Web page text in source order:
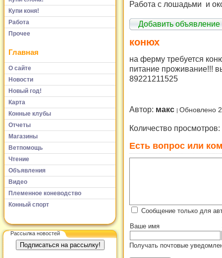
Купи коня!
Работа
Прочее
Главная
О сайте
Новости
Новый год!
Карта
Конные клубы
Отчеты
Магазины
Ветпомощь
Чтение
Объявления
Видео
Племенное коневодство
Конный спорт
Рассылка новостей
Работа с лошадьми и
Добавить объявление
конюх
на ферму требуется
питание проживание!!!
89221211525
Автор: макс Обновлено
Количество просмотров:
Есть вопрос или
Сообщение только для
Ваше имя
Получать почтовые